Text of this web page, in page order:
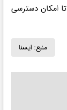
تا امکان دسترسی
منبع: ايسنا